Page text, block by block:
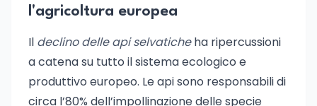
l'agricoltura europea
Il declino delle api selvaticheha ripercussioni
a catena su tutto il sistema ecologico e
produttivo europeo. Le api sono responsabili di
circa l’80% dell’impollinazione delle specie